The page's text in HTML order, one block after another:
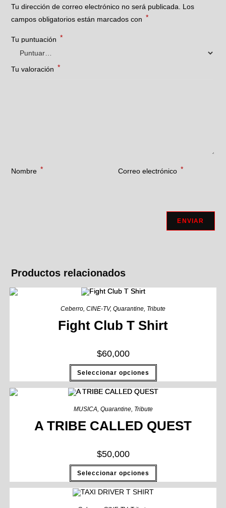
Tu dirección de correo electrónico no será publicada.
Los
campos obligatorios están marcados con *
Tu puntuación *
Tu valoración *
Nombre * Correo electrónico *
Productos relacionados
Ceberro, CINE-TV, Quarantine, Tribute
Fight Club T Shirt
$60,000
Seleccionar opciones
MUSICA, Quarantine, Tribute
A TRIBE CALLED QUEST
$50,000
Seleccionar opciones